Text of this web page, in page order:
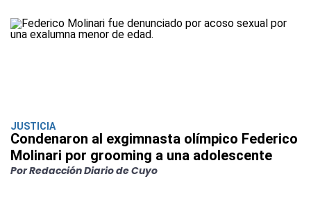
JUSTICIA
Condenaron al exgimnasta olímpico Federico
Molinari por grooming a una adolescente
Por Redacción Diario de Cuyo